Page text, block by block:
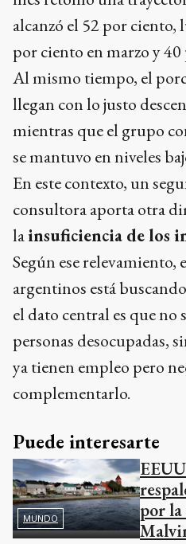
alcanzó el 52 por ciento,
por ciento en marzo y
Al mismo tiempo, el
llegan con lo justo
mientras que el grupo
se mantuvo en niveles
En este contexto, un
consultora aporta otra
lainsuficiencia de los
Según ese relevamiento,
argentinos está
el dato central es que no
personas desocupadas,
ya tienen empleo pero
complementarlo.
Puede interesarte
MUNDO
por la